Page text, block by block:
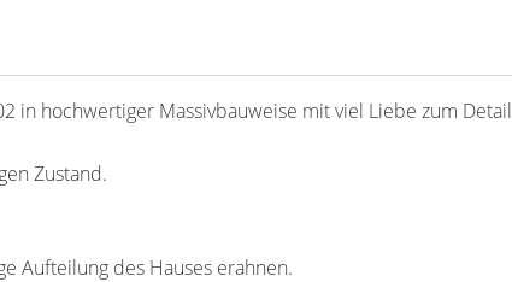
in hochwertiger Massivbauweise mit viel Liebe zum Detail
Zustand.
Aufteilung des Hauses erahnen.